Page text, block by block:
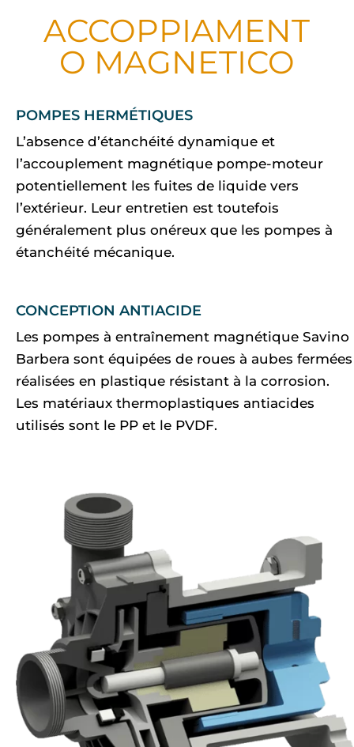
ACCOPPIAMENT
O MAGNETICO
POMPES HERMÉTIQUES
L’absence d’étanchéité dynamique et
l’accouplement magnétique pompe-moteur
potentiellement les fuites de liquide vers
l’extérieur. Leur entretien est toutefois
généralement plus onéreux que les pompes à
étanchéité mécanique.
CONCEPTION ANTIACIDE
Les pompes à entraînement magnétique Savino
Barbera sont équipées de roues à aubes fermées
réalisées en plastique résistant à la corrosion.
Les matériaux thermoplastiques antiacides
utilisés sont le PP et le PVDF.